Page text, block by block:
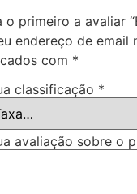
o primeiro a avaliar
endereço de email
com *
classificação *
avaliação sobre o